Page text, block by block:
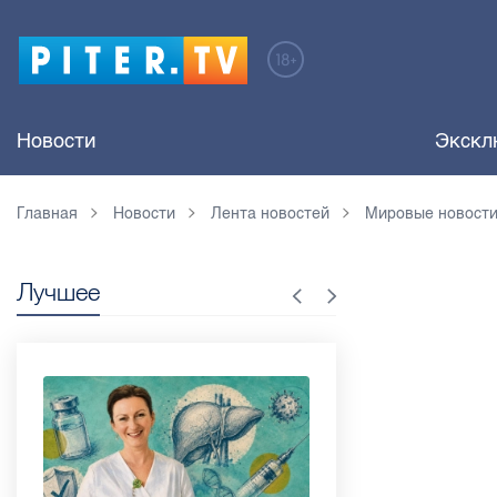
Новости
Главная Новости Лента новостей Мировые новости
Лучшее